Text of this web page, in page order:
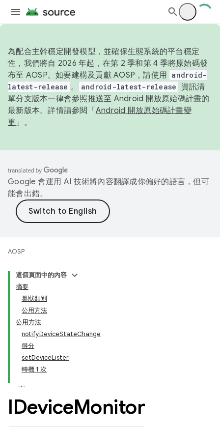
為配合主幹穩定開發模型，並確保生態系統的平台穩定
性，我們將自 2026 年起，在第 2 季和第 4 季將原始碼發
布至 AOSP。如要建構及貢獻 AOSP，請使用 android-
latest-release 。 android-latest-release
資訊清
單分支版本一律會參照推送至 Android 開放原始碼計畫的
最新版本。詳情請參閱「 Android 開放原始碼計畫變
更 」。
Google 會運用 AI 技術將內容翻譯成你偏好的語言，但可
能會出錯。
AOSP
這個頁面中的內容
摘要
巢狀類別
公用方法
公用方法
notifyDeviceStateChange
得分
setDeviceLister
轉機 1 次
IDeviceMonitor